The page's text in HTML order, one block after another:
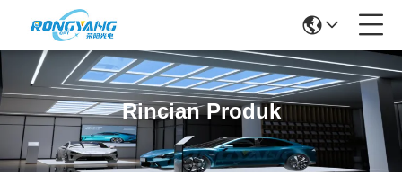
Rincian Produk